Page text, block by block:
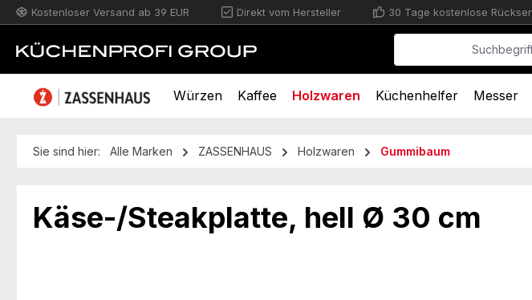
Hauptinhalt springen
Zur Suche springen
Zur Hauptnavigation springen
Kostenloser Versand ab 39 EUR Direkt vom Hersteller 30 Tage kostenlose
Würzen Kaffee Holzwaren Küchenhelfer Messer
Sie sind hier: Alle Marken ZASSENHAUS Holzwaren Gummibaum
Käse-/Steakplatte, hell Ø 30 cm